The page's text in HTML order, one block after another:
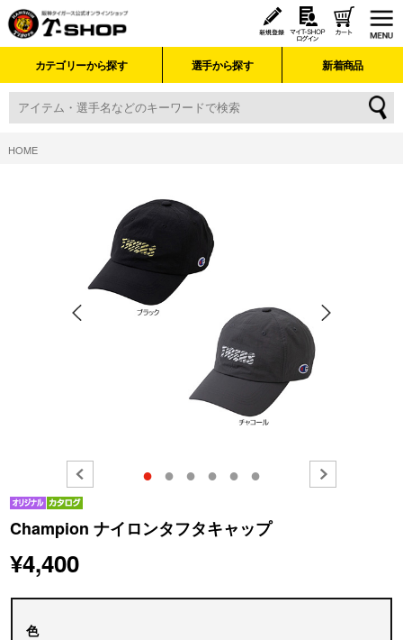
カテゴリーから探す 選手から探す 新着商品
HOME
● ● ● ● ● ●
Champion ナイロンタフタキャップ
¥4,400
色